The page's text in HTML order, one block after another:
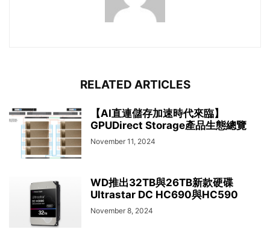
RELATED ARTICLES
【AI直連儲存加速時代來臨】
GPUDirect Storage產品生態總覽
November 11, 2024
WD推出32TB與26TB新款硬碟
Ultrastar DC HC690與HC590
November 8, 2024